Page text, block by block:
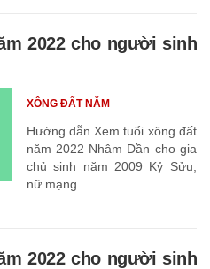
2022 cho người sinh
Hướng dẫn Xem tuổi xông đất
năm 2022 Nhâm Dần cho gia
chủ sinh năm 2009 Kỷ Sửu,
nữ mạng.
XÔNG ĐẤT NĂM
2022 cho người sinh